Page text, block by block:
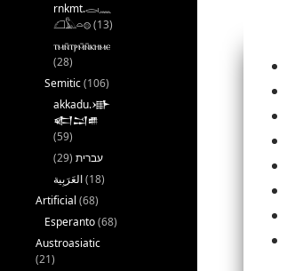
rnkmt.𓂋𓏺𓈖
𓆎𓅓𓏏𓊖(13)
ⲧⲙⲛ̄ⲧⲣⲙ̄ⲛ̄ⲕⲏⲙⲉ
(28)
Semitic(106)
akkadu.𒀝
𒅗𒁺𒌑
(59)
עברית (29)
(18)
Artificial (68)
Esperanto(68)
Austroasiatic
(21)